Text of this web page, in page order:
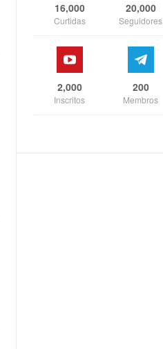
16,000
Curtidas
20,000
Seguidores
2,000
Inscritos
200
Membros